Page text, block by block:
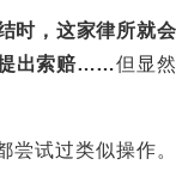
时，这家律所就
提出索赔……但显然
尝试过类似操作